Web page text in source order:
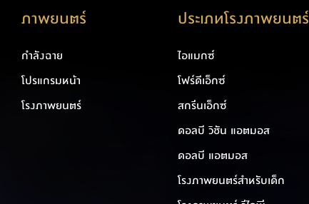
ภาพยนตร์
กำลังฉาย
โปรแกรมหน้า
โรงภาพยนตร์
ประเภทโรงภาพยนตร์
ไอแมกซ์
โฟร์ดีเอ็กซ์
สกรีนเอ็กซ์
ดอลบี วิชัน แอตมอส
ดอลบี แอตมอส
โรงภาพยนตร์สำหรับเด็ก